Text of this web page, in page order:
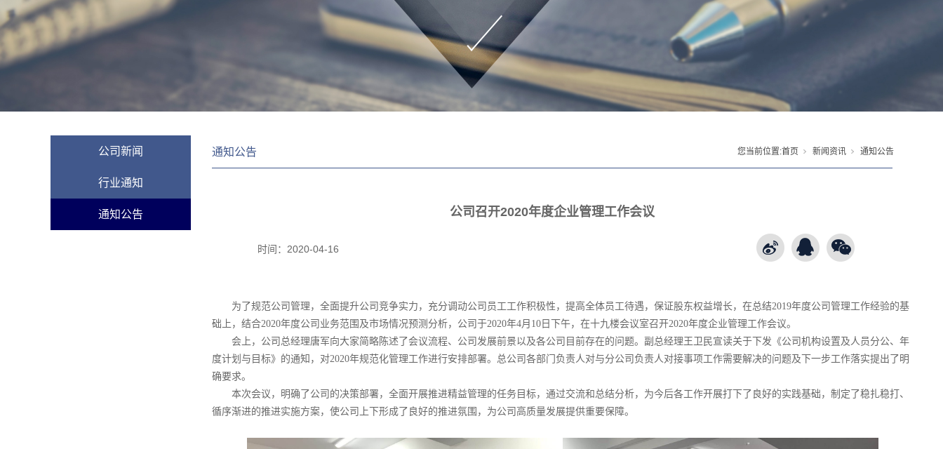
公司新闻
行业通知
通知公告
通知公告 您当前位置:首页 新闻资讯 通知公告
公司召开2020年度企业管理工作会议
时间： 2020-04-16
为了规范公司管理，全面提升公司竞争实力，充分调动公司员工工作积极性，提高全体员工待遇，保证股东权益增长，在总结2019年度公司管理工作经验的基
础上，结合2020年度公司业务范围及市场情况预测分析，公司于2020年4月10日下午，在十九楼会议室召开2020年度企业管理工作会议。
会上，公司总经理唐军向大家简略陈述了会议流程、公司发展前景以及各公司目前存在的问题。副总经理王卫民宣读关于下发《公司机构设置及人员分公、年
度计划与目标》的通知，对2020年规范化管理工作进行安排部署。总公司各部门负责人对与分公司负责人对接事项工作需要解决的问题及下一步工作落实提出了明
确要求。
本次会议，明确了公司的决策部署，全面开展推进精益管理的任务目标，通过交流和总结分析，为今后各工作开展打下了良好的实践基础，制定了稳扎稳打、
循序渐进的推进实施方案，使公司上下形成了良好的推进氛围，为公司高质量发展提供重要保障。